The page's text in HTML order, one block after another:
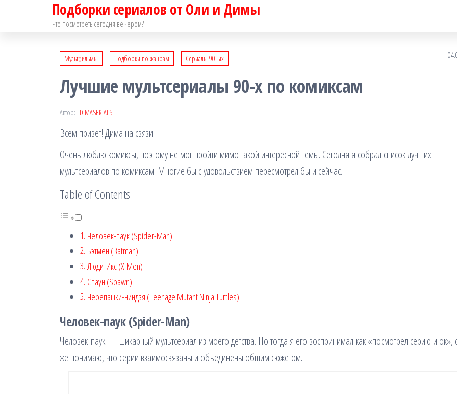
Подборки сериалов от Оли и Димы
Что посмотреть сегодня вечером?
Мультфильмы Подборки по жанрам Сериалы 90-ых
Лучшие мультсериалы 90-х по комиксам
Автор: DIMASERIALS
Всем привет! Дима на связи.
Очень люблю комиксы, поэтому не мог пройти мимо такой интересной темы. Сегодня я собрал список лучших
мультсериалов по комиксам. Многие бы с удовольствием пересмотрел бы и сейчас.
Table of Contents
Человек-паук (Spider-Man)
Бэтмен (Batman)
Люди-Икс (X-Men)
Спаун (Spawn)
Черепашки-ниндзя (Teenage Mutant Ninja Turtles)
Человек-паук (Spider-Man)
Человек-паук — шикарный мультсериал из моего детства. Но тогда я его воспринимал как «посмотрел серию и ок»,
же понимаю, что серии взаимосвязаны и объединены общим сюжетом.